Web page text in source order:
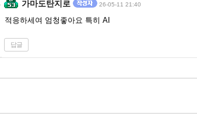
가마도탄지로 26-05-11 21:40
적응하세여 엄청좋아요 특히 AI
답글